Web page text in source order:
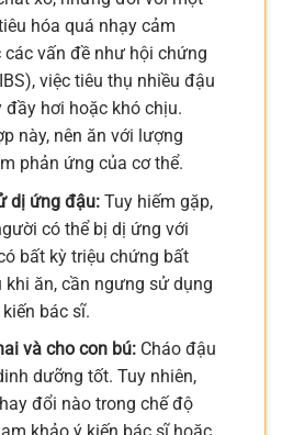
hóa quá nhạy cảm
vấn đề như hội chứng
việc tiêu thụ nhiều đậu
đầy hơi hoặc khó chịu.
này, nên ăn với lượng
phản ứng của cơ thể.
dị ứng đậu:Tuy hiếm gặp,
có thể bị dị ứng với
bất kỳ triệu chứng bất
ăn, cần ngưng sử dụng
bác sĩ.
và cho con bú:Cháo đậu
dưỡng tốt. Tuy nhiên,
đổi nào trong chế độ